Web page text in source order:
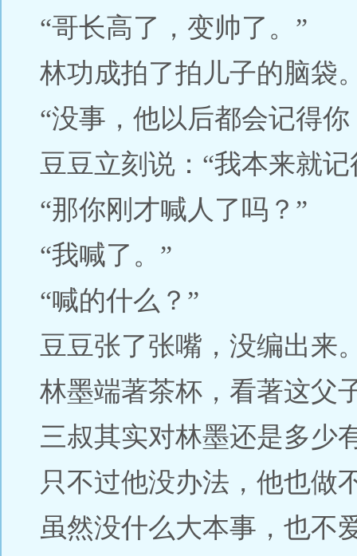
“哥长高了，变帅了。”
林功成拍了拍儿子的脑袋
“没事，他以后都会记得
豆豆立刻说：“我本来就记
“那你刚才喊人了吗？”
“我喊了。”
“喊的什么？”
豆豆张了张嘴，没编出来
林墨端著茶杯，看著这父
三叔其实对林墨还是多少
只不过他没办法，他也做
虽然没什么大本事，也不